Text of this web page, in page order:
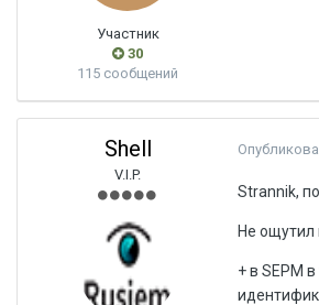
Участник
30
115 сообщений
Shell
V.I.P.
Strannik,
Не ощутил
+ в SEPM